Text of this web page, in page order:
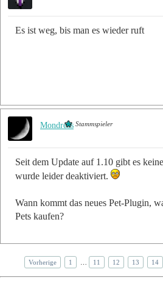
Es ist weg, bis man es wieder ruft
Seit dem Update auf 1.10 gibt es
wurde leider deaktiviert.
Wann kommt das neues Pet-Plugin,
Pets kaufen?
Mondreas Stammspieler
Vorherige 1 11 12 13 14